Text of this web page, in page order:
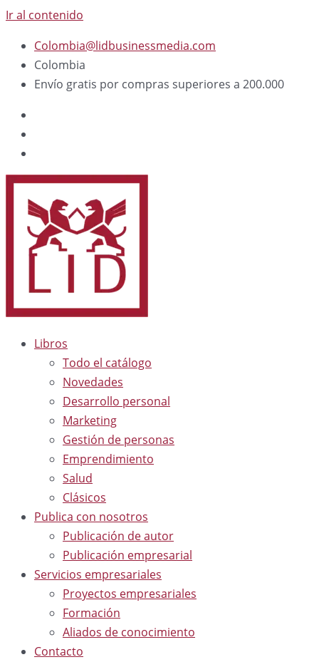
Ir al contenido
Colombia@lidbusinessmedia.com
Colombia
Envío gratis por compras superiores a 200.000
Libros
Todo el catálogo
Novedades
Desarrollo personal
Marketing
Gestión de personas
Emprendimiento
Salud
Clásicos
Publica con nosotros
Publicación de autor
Publicación empresarial
Servicios empresariales
Proyectos empresariales
Formación
Aliados de conocimiento
Contacto